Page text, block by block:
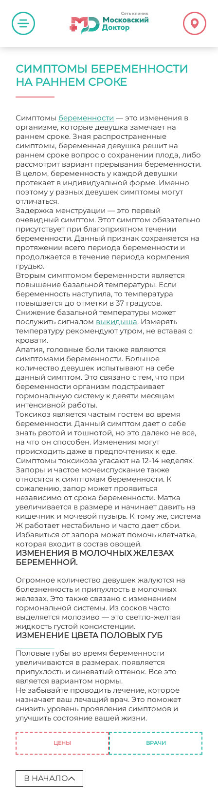
СИМПТОМЫ БЕРЕМЕННОСТИ
НА РАННЕМ СРОКЕ
Симптомы беременности — это изменения в
организме, которые девушка замечает на
раннем сроке. Зная распространенные
симптомы, беременная девушка решит на
раннем сроке вопрос о сохранении плода, либо
рассмотрит вариант прерывания беременности.
В целом, беременность у каждой девушки
протекает в индивидуальной форме. Именно
поэтому у разных девушек симптомы могут
отличаться.
Задержка менструации — это первый
очевидный симптом. Этот симптом обязательно
присутствует при благоприятном течении
беременности. Данный признак сохраняется на
протяжении всего периода беременности и
продолжается в течение периода кормления
грудью.
Вторым симптомом беременности является
повышение базальной температуры. Если
беременность наступила, то температура
повышается до отметки в 37 градусов.
Снижение базальной температуры может
послужить сигналом выкидыша. Измерять
температуру рекомендуют утром, не вставая с
кровати.
Апатия, головные боли также являются
симптомами беременности. Большое
количество девушек испытывают на себе
данный симптом. Это связано с тем, что при
беременности организм подстраивает
гормональную систему к девяти месяцам
интенсивной работы.
Токсикоз является частым гостем во время
беременности. Данный симптом дает о себе
знать рвотой и тошнотой, но это далеко не все,
на что он способен. Изменения могут
происходить даже в предпочтениях к еде.
Симптомы токсикоза угасают на 12-14 неделях.
Запоры и частое мочеиспускание также
относятся к симптомам беременности. К
сожалению, запор может проявиться
независимо от срока беременности. Матка
увеличивается в размере и начинает давить на
кишечник и мочевой пузырь. К тому же, система
Ж работает нестабильно и часто дает сбои.
Избавиться от запора может помочь клетчатка,
которая входит в состав овощей.
ИЗМЕНЕНИЯ В МОЛОЧНЫХ ЖЕЛЕЗАХ
БЕРЕМЕННОЙ.
Огромное количество девушек жалуются на
болезненность и припухлость в молочных
железах. Это также связано с изменением
гормональной системы. Из сосков часто
выделяется молозиво — это светло-желтая
жидкость густой консистенции.
ИЗМЕНЕНИЕ ЦВЕТА ПОЛОВЫХ ГУБ
Половые губы во время беременности
увеличиваются в размерах, появляется
припухлость и синеватый оттенок. Все это
является вариантом нормы.
Не забывайте проводить лечение, которое
назначает ваш лечащий врач. Это поможет
снизить уровень проявления симптомов и
улучшить состояние вашей жизни.
ЦЕНЫ ВРАЧИ
В НАЧАЛО